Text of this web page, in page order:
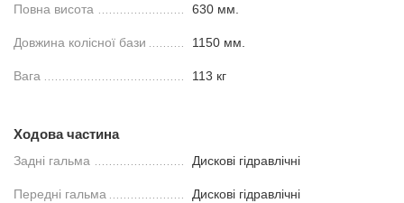
Повна висота 630 мм.
Довжина колісної бази 1150 мм.
Вага 113 кг
Ходова частина
Задні гальма Дискові гідравлічні
Передні гальма Дискові гідравлічні